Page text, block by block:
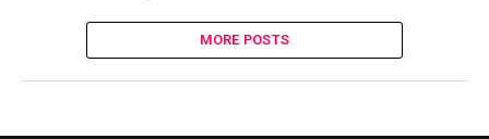
MORE POSTS